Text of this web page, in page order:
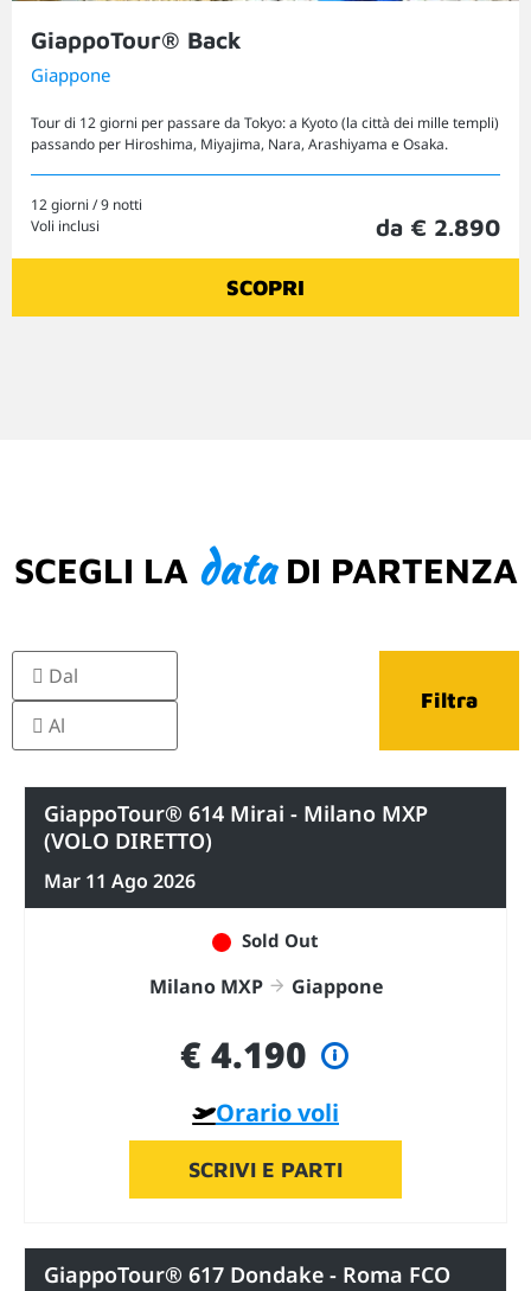
GiappoTour® Back
Giappone
Tour di 12 giorni per passare da Tokyo: a Kyoto (la città dei mille templi)
passando per Hiroshima, Miyajima, Nara, Arashiyama e Osaka.
12 giorni / 9 notti
Voli inclusi
da € 2.890
SCOPRI
SCEGLI LA dataDI PARTENZA
Filtra
GiappoTour® 614 Mirai - Milano MXP
(VOLO DIRETTO)
Mar 11 Ago 2026
Sold Out
Milano MXP Giappone
€ 4.190
Orario voli
SCRIVI E PARTI
GiappoTour® 617 Dondake - Roma FCO